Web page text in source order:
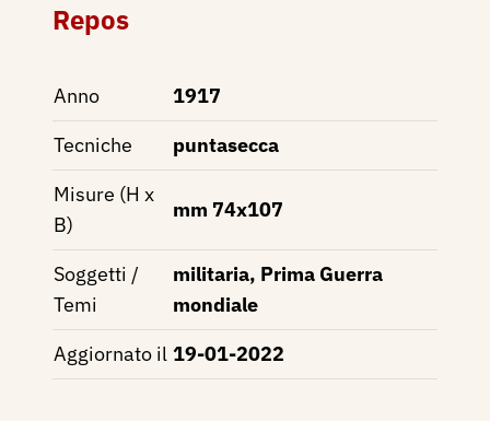
Repos
Anno
1917
Tecniche
puntasecca
Misure (H x
B)
mm 74x107
Soggetti /
Temi
militaria, Prima Guerra
mondiale
Aggiornato il 19-01-2022